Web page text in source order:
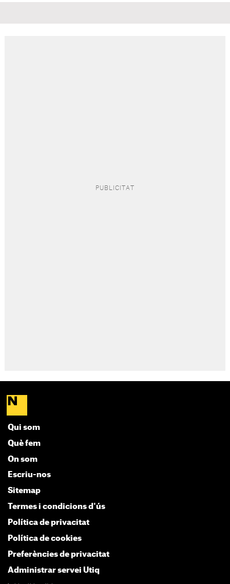
Qui som
Què fem
On som
Escriu-nos
Sitemap
Termes i condicions d'ús
Política de privacitat
Política de cookies
Preferències de privacitat
Administrar servei Utiq